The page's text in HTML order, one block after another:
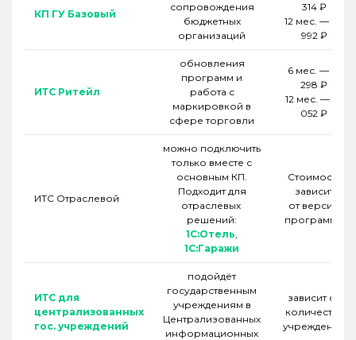
КП ГУ Базовый
сопровождения
бюджетных
организаций
314 ₽
12 мес. — 28
992 ₽
ИТС Ритейл
обновления
программ и
работа с
маркировкой в
сфере торговли
6 мес. — 18
298 ₽
12 мес. — 35
052 ₽
ИТС Отраслевой
можно подключить
только вместе с
основным КП.
Подходит для
отраслевых
решений:
1С:Отель,
1С:Гаражи
Стоимость
зависит
от версии
программы
ИТС для
централизованных
гос. учреждений
подойдёт
государственным
учреждениям в
Централизованных
информационных
зависит от
количества
учреждений